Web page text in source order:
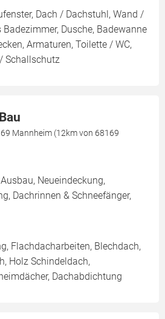
Dach / Dachstuhl, Wand /
Dusche, Badewanne
Armaturen, Toilette / WC,
Schallschutz
Mannheim (12km von 68169
Neueindeckung,
Dachrinnen & Schneefänger,
Flachdacharbeiten, Blechdach,
Holz Schindeldach,
Dachabdichtung